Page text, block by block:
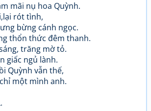
mãi nụ hoa Quỳnh.
rót tình,
bừng cánh ngọc.
thổn thức đêm thanh.
trăng mờ tỏ.
giấc ngủ lành.
Quỳnh vẫn thế,
một mình anh.